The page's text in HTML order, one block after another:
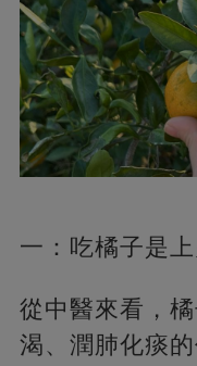
一：吃橘子是
從中醫來看，
渴、潤肺化痰